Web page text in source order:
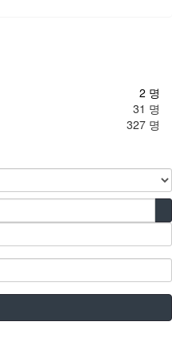
2 명
31 명
327 명